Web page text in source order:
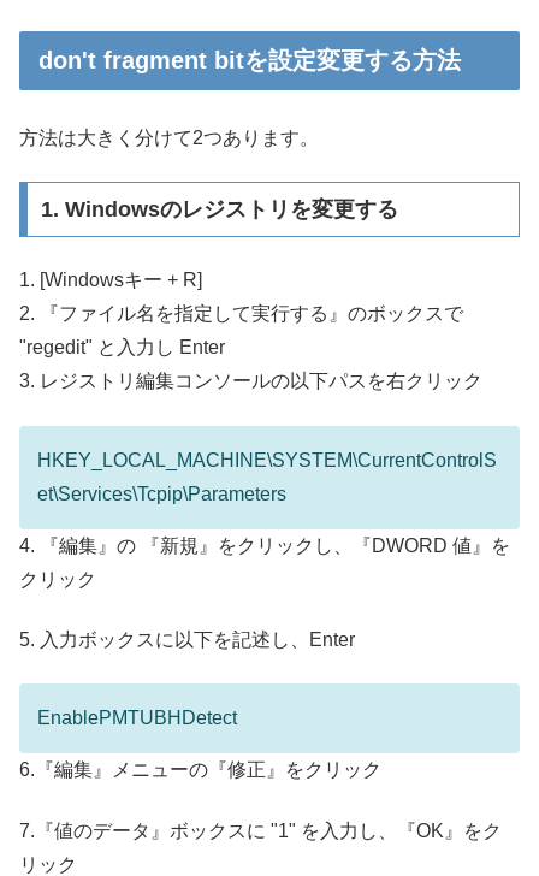
don't fragment bitを設定変更する方法
方法は大きく分けて2つあります。
1. Windowsのレジストリを変更する
1. [Windowsキー + R]
2. 『ファイル名を指定して実行する』のボックスで
"regedit" と入力し Enter
3. レジストリ編集コンソールの以下パスを右クリック
HKEY_LOCAL_MACHINE\SYSTEM\CurrentControlS
et\Services\Tcpip\Parameters
4. 『編集』の 『新規』をクリックし、『DWORD 値』を
クリック
5. 入力ボックスに以下を記述し、Enter
EnablePMTUBHDetect
6.『編集』メニューの『修正』をクリック
7.『値のデータ』ボックスに "1" を 入力し、『OK』をク
リック